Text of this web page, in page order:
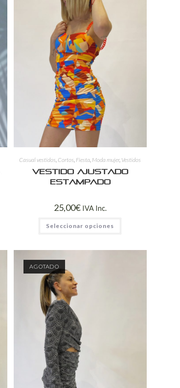
Casual vestidos Cortos Fiesta Moda mujer, Vestidos
Vestido ajustado
estampado
25,00€ IVA Inc.
Seleccionar opciones
AGOTADO